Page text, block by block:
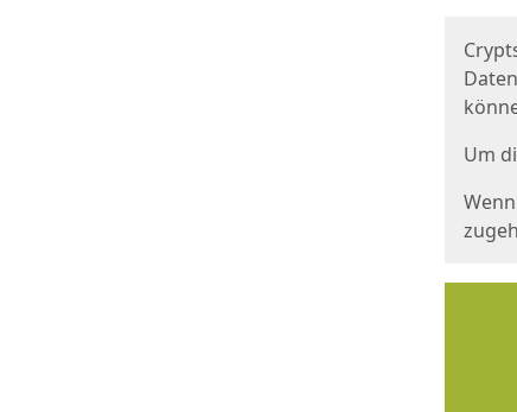
Um